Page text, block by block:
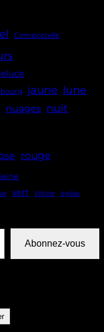
Compostelle
jaune lune
nuages nuit
rouge
vert Vitrine église
Abonnez-vous